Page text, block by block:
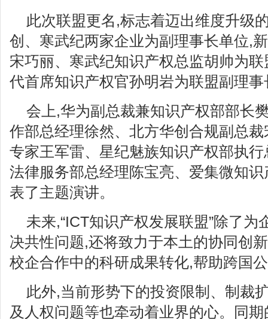
此次联盟更名,标志着迈出维度升级
创、寒武纪两家企业为副理事长单位,
宋巧丽、寒武纪知识产权总监胡帅为
代首席知识产权官孙明岩为联盟副理事
会上,华为副总裁兼知识产权部部长
作部总经理徐然、北方华创合规副总
专家王军雷、星纪魅族知识产权部执
法律服务部总经理陈宝亮、爱集微知
表了主题演讲。
未来,“ICT知识产权发展联盟”除了为
决共性问题,还将致力于本土的协同创
校企合作中的科研成果转化,帮助跨国
此外,当前形势下的投资限制、制裁
及人权问题等也牵动着业界的心。同